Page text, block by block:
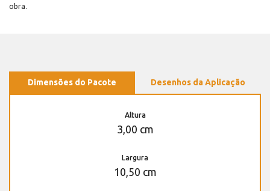
obra.
Dimensões do Pacote Desenhos da Aplicação
Altura
3,00 cm
Largura
10,50 cm